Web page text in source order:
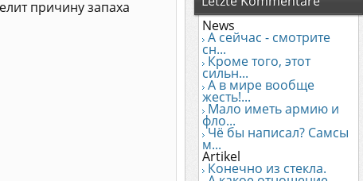
News
А сейчас - смотрите
сн...
Кроме того, этот
сильн...
А в мире вообще
жесть!...
Мало иметь армию и
фло...
Чё бы написал? Самсы
м...
Artikel
Конечно из стекла.
причину запаха